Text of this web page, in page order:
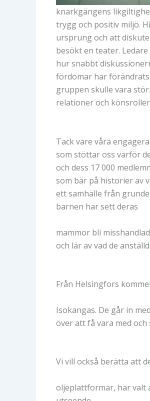
knarkgängens
trygg och positiv miljö.
ursprung och att
besökt en teater.
hur snabbt
fördomar har förändrats
gruppen skulle vara
relationer och
Tack vare våra
som stöttar oss varför
och dess 17 000
som bär på historier av
ett samhälle från
barnen har sett deras
mammor bli
och lär av vad de
Från Helsingfors
Isokangas. De går in
över att få vara med
Vi vill också berätta att
oljeplattformar, har valt